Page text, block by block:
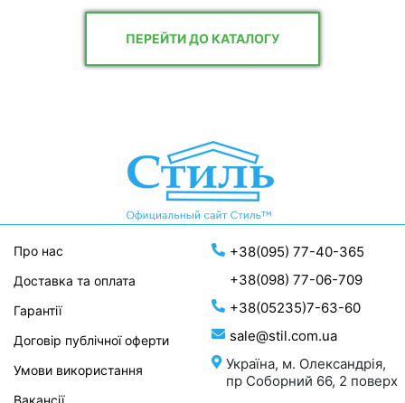
ПЕРЕЙТИ ДО КАТАЛОГУ
+38(095) 77-40-365
+38(098) 77-06-709
+38(05235)7-63-60
sale@stil.com.ua
Україна, м. Олександрія,
пр Соборний 66, 2 поверх
Про нас
Доставка та оплата
Гарантії
Договір публічної оферти
Умови використання